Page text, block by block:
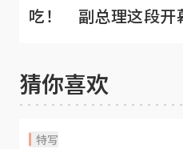
吃！ 副总理这段开
猜你喜欢
特写